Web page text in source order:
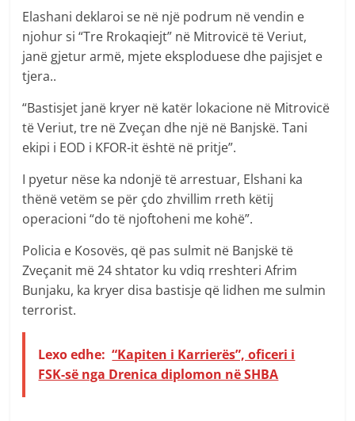
Elashani deklaroi se në një podrum në vendin e
njohur si “Tre Rrokaqiejt” në Mitrovicë të Veriut,
janë gjetur armë, mjete eksploduese dhe pajisjet e
tjera..
“Bastisjet janë kryer në katër lokacione në Mitrovicë
të Veriut, tre në Zveçan dhe një në Banjskë. Tani
ekipi i EOD i KFOR-it është në pritje”.
I pyetur nëse ka ndonjë të arrestuar, Elshani ka
thënë vetëm se për çdo zhvillim rreth këtij
operacioni “do të njoftoheni me kohë”.
Policia e Kosovës, që pas sulmit në Banjskë të
Zveçanit më 24 shtator ku vdiq rreshteri Afrim
Bunjaku, ka kryer disa bastisje që lidhen me sulmin
terrorist.
Lexo edhe: “Kapiten i Karrierës”, oficeri i
FSK-së nga Drenica diplomon në SHBA